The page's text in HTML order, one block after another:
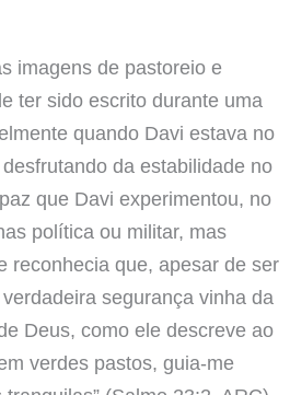
imagens de pastoreio e
ter sido escrito durante uma
quando Davi estava no
da estabilidade no
que Davi experimentou, no
política ou militar, mas
reconhecia que, apesar de ser
segurança vinha da
Deus, como ele descreve ao
verdes pastos, guia-me